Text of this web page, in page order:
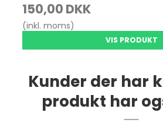
150,00 DKK
(inkl. moms)
VIS PRODUKT
Kunder der har
produkt har